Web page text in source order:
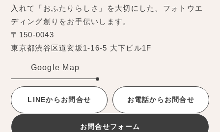
入れて「おふたりらしさ」を大切にした、フォトウエ
ディング創りをお手伝いします。
〒150-0043
東京都渋谷区道玄坂1-16-5 大下ビル1F
Google Map
LINEからお問合せ お電話からお問合せ
お問合せフォーム